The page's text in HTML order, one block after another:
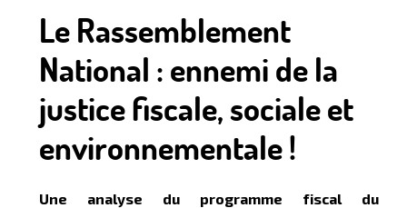
Le Rassemblement
National : ennemi de la
justice fiscale, sociale et
environnementale !
Une analyse du programme fiscal du